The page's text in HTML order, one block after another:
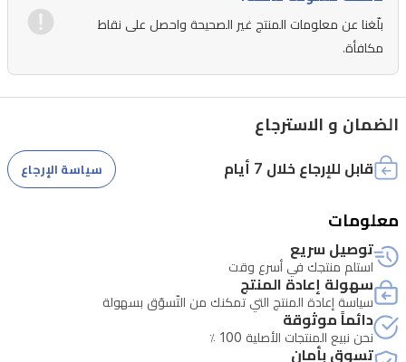
بشكل
جميل
العطر
معقد
من
النوتات
البودرية
والفاكهية
في
بلّغنا عن معلومات المنتج غير الصحيحة واحصل على نقاط
مكافأة.
الضمان و الاسترجاع
قابل للإرجاع خلال 7 أيام سياسة الإرجاع
معلومات
توصيل سريع
استلم منتجك في أسرع وقت
سهولة إعادة المنتج
سياسة إعادة المنتج التي تمكنك من التّسوّق بسهولة
دائماً موثوقة
نحن نبيع المنتجات الأصلية 100 ٪
تسوق بأمان